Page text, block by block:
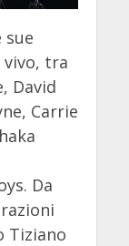
sue
tra
David
Carrie
Da
Tiziano